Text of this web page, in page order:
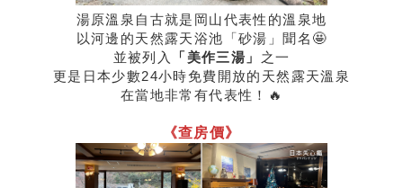
湯原溫泉自古就是岡山代表性的溫泉地
以河邊的天然露天浴池「砂湯」聞名🤩
並被列入
「美作三湯」 之一
更是日本少數24小時免費開放的天然露天溫泉
在當地非常有代表性！🔥
《查房價》